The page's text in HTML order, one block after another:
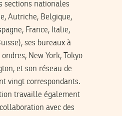
sections nationales
Autriche, Belgique,
France, Italie,
ses bureaux à
New York, Tokyo
et son réseau de
vingt correspondants.
travaille également
avec des